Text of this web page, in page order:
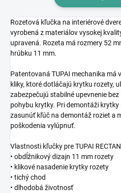
Rozetová kľučka na interiérové
vyrobená z materiálov vysokej
upravená. Rozeta má rozmery 52
hrúbku 11 mm.
Patentovaná TUPAI mechanika má
kliky, ktoré dotláčajú krytku rozety,
zabezpečujú stabilné upevnenie
pohybu krytky. Pri demontáži
zasunúť kľúč na demontáž roziet a
poškodenia vylúpnuť.
Vlastnosti kľučky pre TUPAI
• obdĺžnikový dizajn 11 mm rozety
• klikové nasadenie krytky rozety
• tichý chod
• dlhodobá životnosť